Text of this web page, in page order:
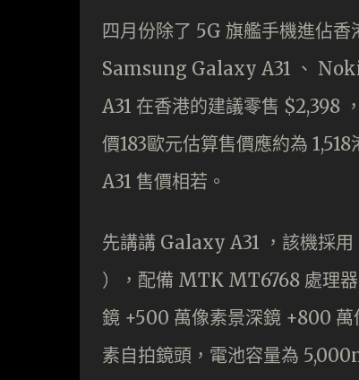
四月份除了 5G 旗艦手機進佔
Samsung Galaxy A31 、
A31 在香港的建議零售 $2,398
價183歐元估算售價應約為
A31 售價相若。
先講講 Galaxy A31 ，該機採
），配備 MTK MT6768 處理
鏡 +500 萬像素景深鏡 +800
素自拍鏡頭，電池容量為